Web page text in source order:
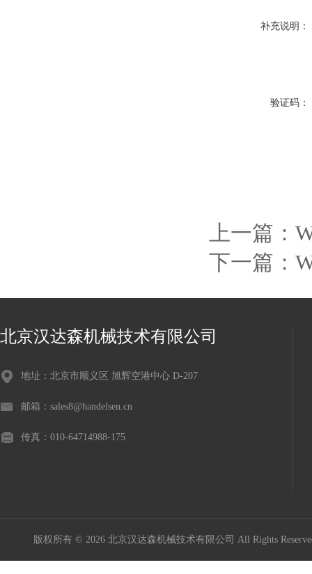
补充说明：
验证码：
上一篇：
下一篇：
北京汉达森机械技术有限公司
地址：北京市顺义区 旭辉空港中心 D-207
邮箱：sales8@handelsen.cn
传真：010-64714988-175
版权所有 © 2026 北京汉达森机械技术有限公司 All Rights